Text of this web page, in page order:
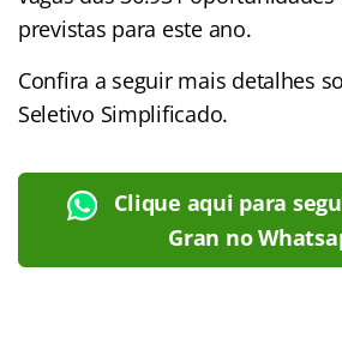
previstas para este ano.
Confira a seguir mais detalhes
Seletivo Simplificado.
Clique aqui para
Gran no